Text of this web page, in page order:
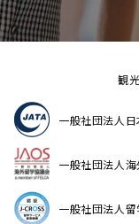
観
一般社団法人
一般社団法人
一般社団法人留